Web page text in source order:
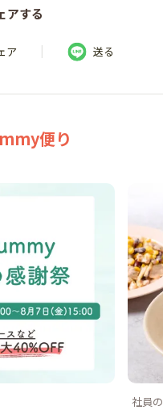
アする
ア | 送る
便り
社員